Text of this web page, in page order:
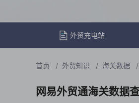
外贸充电站
首页 / 外贸知识 / 海关数据 /
网易外贸通海关数据